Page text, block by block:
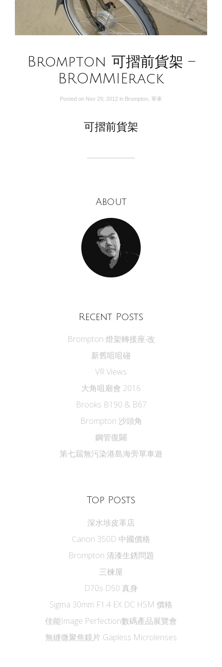
Brompton 可摺前貨架 –
BROMMIErack
Posted on Nov 29, 2012 in Brompton 單車
可摺前貨架
About
Recent Posts
Brompton 燈架轉接座‧改
新舊咀咀碰
VR Views
大角咀廟會 2016
Brooks B190 & B67
Brompton 沙頭角
鋼管復闢
第七屆無污染港島海旁單車遊
Top Posts
深水埗皮革店
Canon 350D 中國價格
Brompton 清漆生銹問題
三楝屋
D70s D50 真身
Sigma 30mm F1.4 EX DC HSM 價格
佳能Image Perfection數碼產品展覽會
無縫微聚焦鏡片 Gapless Microlenses